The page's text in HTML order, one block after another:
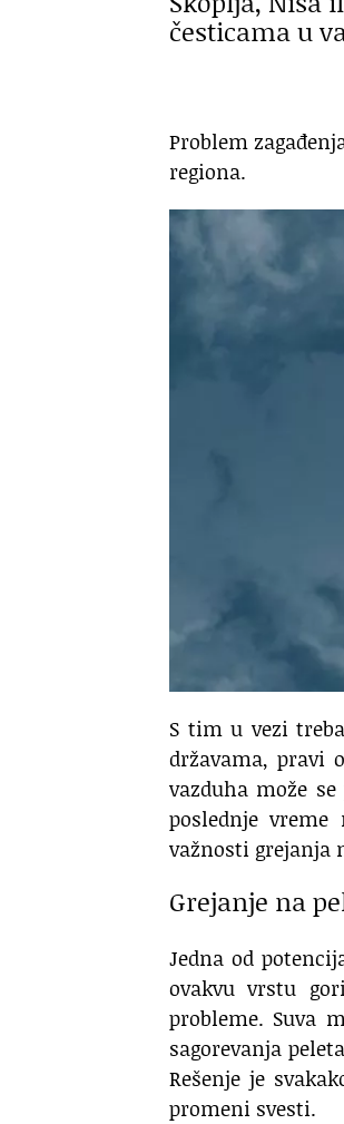
česticama u
Problem
regiona.
S tim u vezi
državama, pravi
vazduha može
poslednje
važnosti grejanja
Grejanje na
Jedna od
ovakvu vrstu
probleme. Suva
sagorevanja
Rešenje je
promeni svesti.